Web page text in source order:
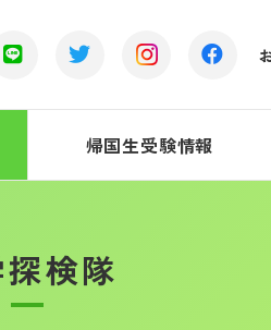
帰国生受験情報
検隊